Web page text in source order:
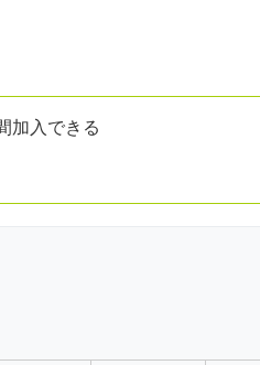
加入できる